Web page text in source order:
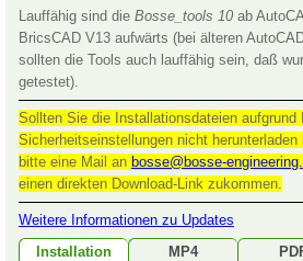
Lauffähig sind die Bosse_tools 10 ab
BricsCAD V13 aufwärts (bei älteren
sollten die Tools auch lauffähig sein, daß
getestet).
Sollten Sie die Installationsdateien aufgrund
Sicherheitseinstellungen nicht
bitte eine Mail an bosse@bosse-
einen direkten Download-Link zukommen.
Weitere Informationen zu Updates
Installation
MP4